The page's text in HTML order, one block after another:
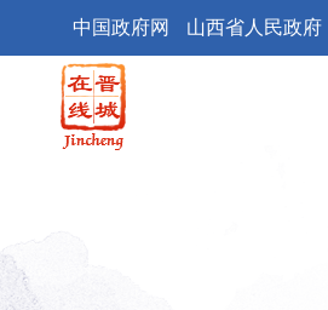
中国政府网 山西省人民政府